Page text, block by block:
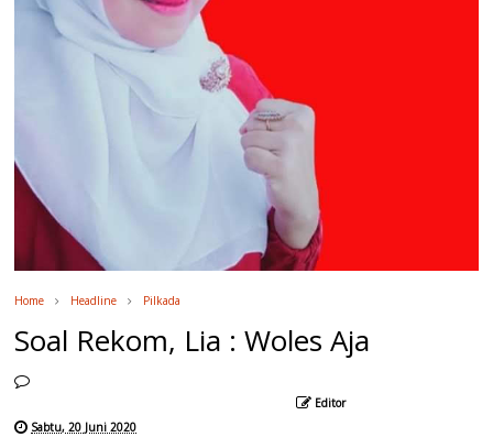
Home Headline Pilkada
Soal Rekom, Lia : Woles Aja
Editor
Sabtu, 20 Juni 2020